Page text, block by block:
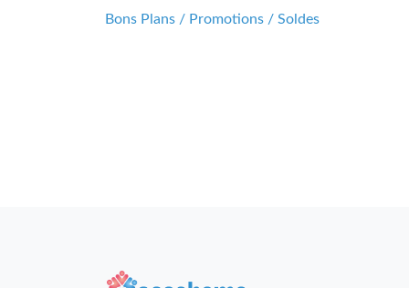
Bons Plans / Promotions / Soldes